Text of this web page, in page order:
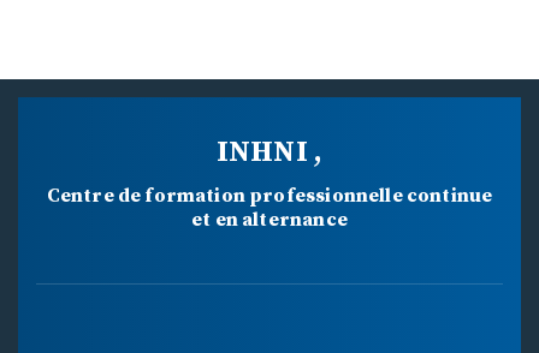
INHNI ,
Centre de formation professionnelle continue
et en alternance